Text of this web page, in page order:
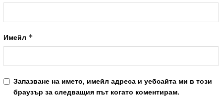
Имейл *
Запазване на името, имейл адреса и уебсайта ми в този
браузър за следващия път когато коментирам.